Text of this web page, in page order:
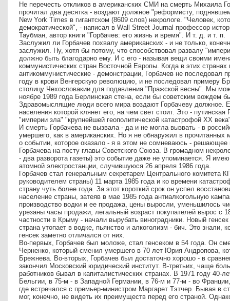
Не перечесть откликов в американских СМИ на смерть Михаила
прочитал два десятка - воздают должное "реформисту,
New York Times в гигантском (8609 слов) некрологе. "Человек,
демократической", - написал в Wall Street Journal профессор
Таубман, автор книги "Горбачев: его жизнь и время". И т. д. и т. п.
Заслужил ли Горбачев похвалу американских - и не только,
заслужил. Ну, хотя бы потому, что способствовал развалу
должно быть благодарно ему. И с его - называя вещи своими
коммунистических стран Восточной Европы. Когда в этих
антикоммунистические - демонстрации, Горбачев не последовал
году в крови Венгерскую революцию, и не последовал примеру
столицу Чехословакии для подавления "Пражской весны". Мы
ноябре 1989 года Берлинская стена, если бы советским вождем
Здравомыслящие люди всего мира воздают Горбачеву должное.
населения которой клянет его, на чем свет стоит. Это -
"империи зла" "крупнейшей геополитической катастрофой ХХ
И смерть Горбачева не вызвала - да и не могла вызвать - в
умершего, как в американских. Но я не обнаружил в прочитанных
о событии, которое оказало - я в этом не сомневаюсь -
Горбачева на посту главы Советского Союза. В громадном
- два разворота газеты) это событие даже не упоминается. Я
атомной электростанции, случившуюся 26 апреля 1986 года.
Горбачев стал генеральным секретарем Центрального комитета
руководителем страны) 11 марта 1985 года и ко времени
страну чуть более года. За этот короткий срок он успел
население страны, затеяв в мае 1985 года антиалкогольную
производство водки и ее продажа, цены выросли, уменьшилось
урезаны часы продажи, легальный возраст покупателей вырос с
частности в Крыму - начали вырубать виноградники. Новый
страна утопает в водке, пьянство и алкоголизм - бич. Это знали,
генсек заметно отличался от них.
Во-первых, Горбачев был моложе, стал генсеком в 54 года. Он
Черненко, который сменил умершего в 70 лет Юрия Андропова,
Брежнева. Во-вторых, Горбачев был достаточно хорошо - в
закончил Московский юридический институт. В-третьих, чаще
работников бывал в капиталистических странах. В 1971 году 40-
Бельгии, в 75-м - в Западной Германии, в 76-м и 77-м - во
где встречался с премьер-министром Маргарет Тэтчер. Бывая в
мог, конечно, не видеть их преимуществ перед его страной.